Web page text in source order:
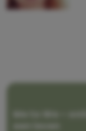
Me to We –